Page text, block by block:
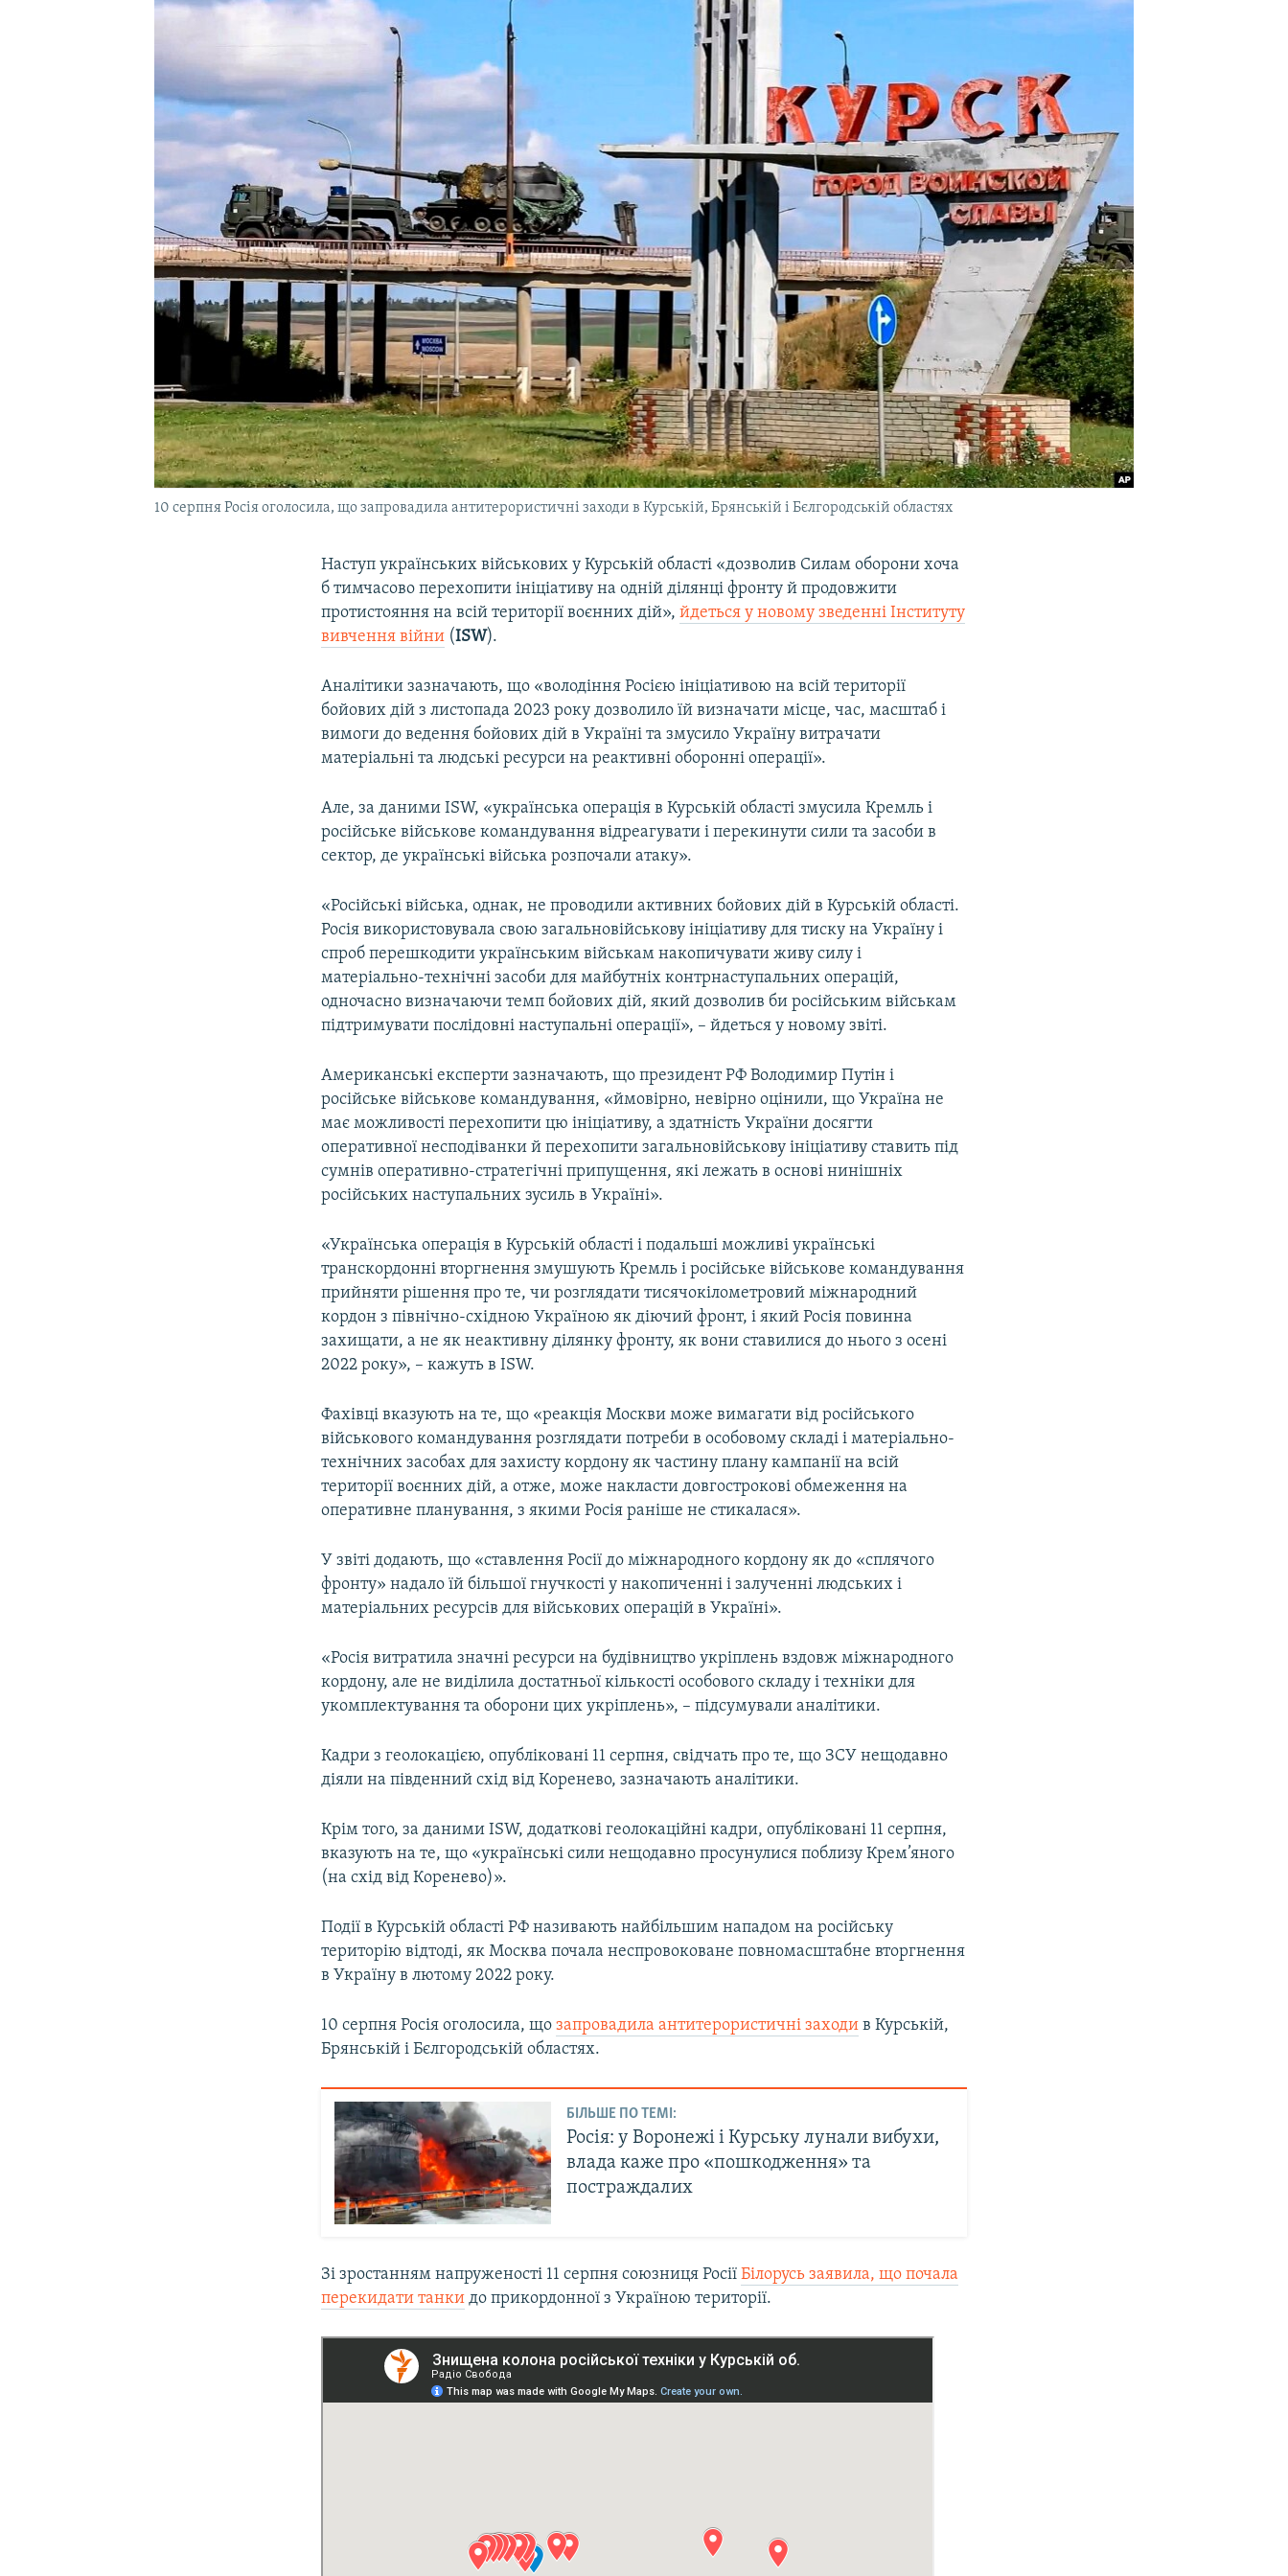
УКРАЇНСЬКА ПРОБЛЕМА КРИМУ
10 серпня Росія оголосила, що запровадила антитерористичні заходи в Курській, Брянській і Бєлгородській областях
Наступ українських військових у Курській області «дозволив Силам оборони хоча
б тимчасово перехопити ініціативу на одній ділянці фронту й продовжити
протистояння на всій території воєнних дій»,йдеться у новому зведенні Інституту
вивчення війни (ISW).
Аналітики зазначають, що «володіння Росією ініціативою на всій території
бойових дій з листопада 2023 року дозволило їй визначати місце, час, масштаб і
вимоги до ведення бойових дій в Україні та змусило Україну витрачати
матеріальні та людські ресурси на реактивні оборонні операції».
Але, за даними ISW, «українська операція в Курській області змусила Кремль і
російське військове командування відреагувати і перекинути сили та засоби в
сектор, де українські війська розпочали атаку».
«Російські війська, однак, не проводили активних бойових дій в Курській області.
Росія використовувала свою загальновійськову ініціативу для тиску на Україну і
спроб перешкодити українським військам накопичувати живу силу і
матеріально-технічні засоби для майбутніх контрнаступальних операцій,
одночасно визначаючи темп бойових дій, який дозволив би російським військам
підтримувати послідовні наступальні операції», – йдеться у новому звіті.
Американські експерти зазначають, що президент РФ Володимир Путін і
російське військове командування, «ймовірно, невірно оцінили, що Україна не
має можливості перехопити цю ініціативу, а здатність України досягти
оперативної несподіванки й перехопити загальновійськову ініціативу ставить під
сумнів оперативно-стратегічні припущення, які лежать в основі нинішніх
російських наступальних зусиль в Україні».
«Українська операція в Курській області і подальші можливі українські
транскордонні вторгнення змушують Кремль і російське військове командування
прийняти рішення про те, чи розглядати тисячокілометровий міжнародний
кордон з північно-східною Україною як діючий фронт, і який Росія повинна
захищати, а не як неактивну ділянку фронту, як вони ставилися до нього з осені
2022 року», – кажуть в ISW.
Фахівці вказують на те, що «реакція Москви може вимагати від російського
військового командування розглядати потреби в особовому складі і матеріально-
технічних засобах для захисту кордону як частину плану кампанії на всій
території воєнних дій, а отже, може накласти довгострокові обмеження на
оперативне планування, з якими Росія раніше не стикалася».
У звіті додають, що «ставлення Росії до міжнародного кордону як до «сплячого
фронту» надало їй більшої гнучкості у накопиченні і залученні людських і
матеріальних ресурсів для військових операцій в Україні».
«Росія витратила значні ресурси на будівництво укріплень вздовж міжнародного
кордону, але не виділила достатньої кількості особового складу і техніки для
укомплектування та оборони цих укріплень», – підсумували аналітики.
Кадри з геолокацією, опубліковані 11 серпня, свідчать про те, що ЗСУ нещодавно
діяли на південний схід від Коренево, зазначають аналітики.
Крім того, за даними ISW, додаткові геолокаційні кадри, опубліковані 11 серпня,
вказують на те, що «українські сили нещодавно просунулися поблизу Крем’яного
(на схід від Коренево)».
Події в Курській області РФ називають найбільшим нападом на російську
територію відтоді, як Москва почала неспровоковане повномасштабне вторгнення
в Україну в лютому 2022 року.
10 серпня Росія оголосила, щозапровадила антитерористичні заходи в Курській,
Брянській і Бєлгородській областях.
БІЛЬШЕ ПО ТЕМІ:
Росія: у Воронежі і Курську лунали вибухи,
влада каже про «пошкодження» та
постраждалих
Зі зростанням напруженості 11 серпня союзниця РосіїБілорусь заявила, що почала
перекидати танки до прикордонної з Україною території.